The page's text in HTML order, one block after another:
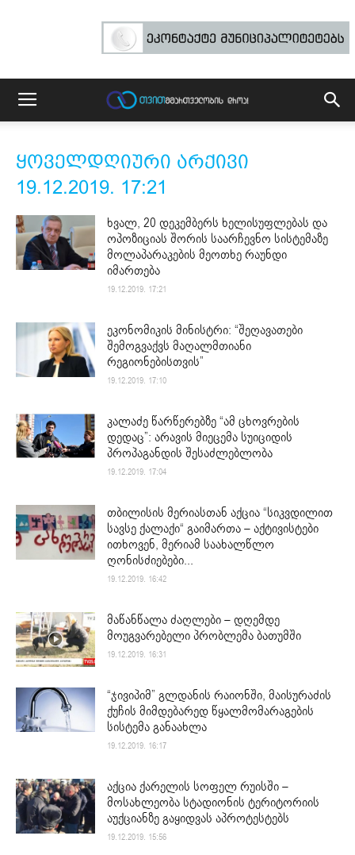
ყოველდღიური არქივი
19.12.2019. 17:21
ხვალ, 20 დეკემბერს ხელისუფლებას და
ოპოზიციას შორის საარჩევნო სისტემაზე
მოლაპარაკების მეოთხე რაუნდი
იმართება
19.12.2019. 17:21
ეკონომიკის მინისტრი: “შეღავათები
შემოგვაქვს მაღალმთიანი
რეგიონებისთვის”
19.12.2019. 17:10
კალაძე წარწერებზე “ამ ცხოვრების
დედაც”: არავის მიეცემა სუიციდის
პროპაგანდის შესაძლებლობა
19.12.2019. 17:04
თბილისის მერიასთან აქცია “სიკვდილით
სავსე ქალაქი“ გაიმართა – აქტივისტები
ითხოვენ, მერიამ საახალწლო
ღონისძიებები...
19.12.2019. 16:42
მაწანწალა ძაღლები – დღემდე
მოუგვარებელი პრობლემა ბათუმში
19.12.2019. 16:31
“ჯივიპიმ” გლდანის რაიონში, მაისურაძის
ქუჩის მიმდებარედ წყალმომარაგების
სისტემა განაახლა
19.12.2019. 16:17
აქცია ქარელის სოფელ რუისში –
მოსახლეობა სტადიონის ტერიტორიის
აუქციანზე გაყიდვას აპროტესტებს
19.12.2019. 15:56